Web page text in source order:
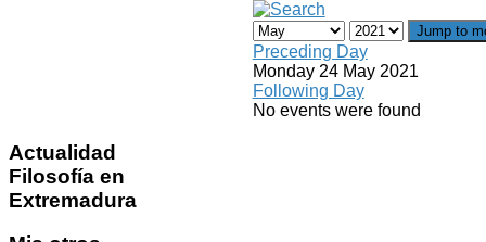
Jump to
Preceding Day
Monday 24 May 2021
Following Day
No events were found
Actualidad
Filosofía en
Extremadura